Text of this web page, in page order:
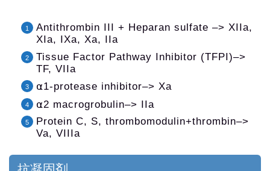
Antithrombin III + Heparan sulfate –> XIIa,
XIa, IXa, Xa, IIa
Tissue Factor Pathway Inhibitor (TFPI)–>
TF, VIIa
⍺1-protease inhibitor–> Xa
⍺2 macrogrobulin–> IIa
Protein C, S, thrombomodulin+thrombin–>
Va, VIIIa